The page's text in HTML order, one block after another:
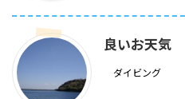
良いお天気
ダイビング